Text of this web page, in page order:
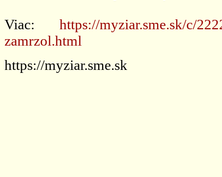
Viac: https://myziar.sme.sk/c/
zamrzol.html
https://myziar.sme.sk